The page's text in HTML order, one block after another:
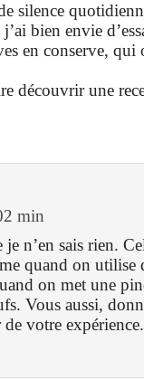
silence
bien envie
en conserve, qui
découvrir une
min
n’en sais rien.
quand on utilise
on met une
Vous aussi,
votre expérience.